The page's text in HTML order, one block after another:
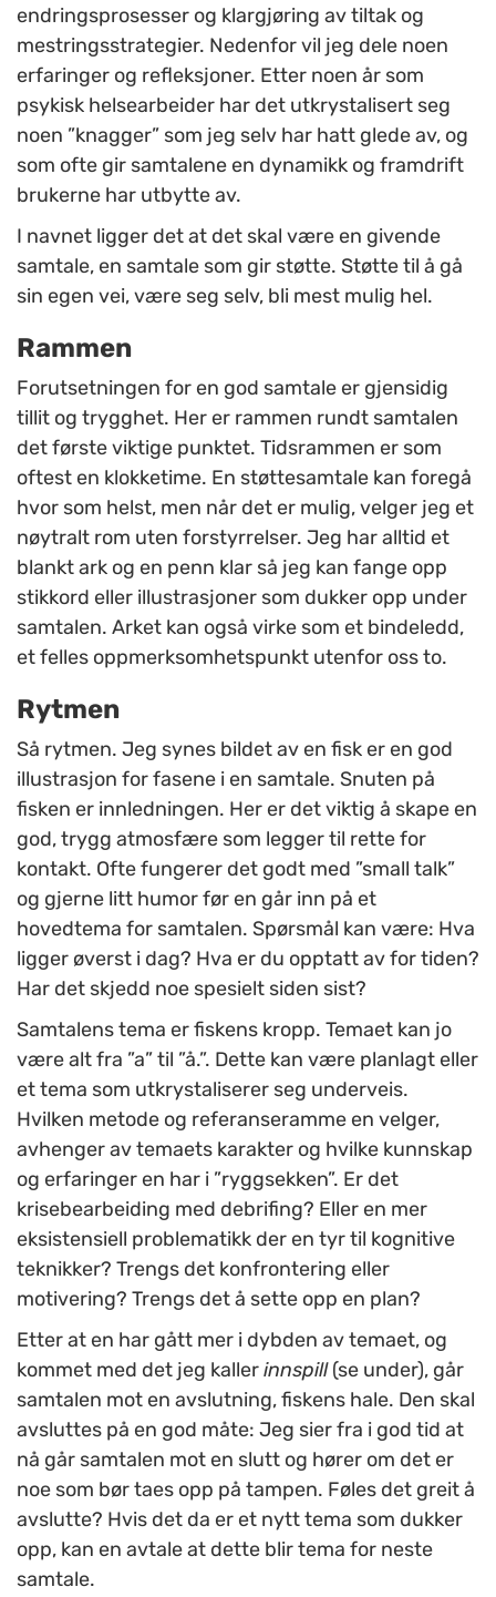
endringsprosesser og klargjøring av tiltak og
mestringsstrategier. Nedenfor vil jeg dele noen
erfaringer og refleksjoner. Etter noen år som
psykisk helsearbeider har det utkrystalisert seg
noen ”knagger” som jeg selv har hatt glede av, og
som ofte gir samtalene en dynamikk og framdrift
brukerne har utbytte av.
I navnet ligger det at det skal være en givende
samtale, en samtale som gir støtte. Støtte til å gå
sin egen vei, være seg selv, bli mest mulig hel.
Rammen
Forutsetningen for en god samtale er gjensidig
tillit og trygghet. Her er rammen rundt samtalen
det første viktige punktet. Tidsrammen er som
oftest en klokketime. En støttesamtale kan foregå
hvor som helst, men når det er mulig, velger jeg et
nøytralt rom uten forstyrrelser. Jeg har alltid et
blankt ark og en penn klar så jeg kan fange opp
stikkord eller illustrasjoner som dukker opp under
samtalen. Arket kan også virke som et bindeledd,
et felles oppmerksomhetspunkt utenfor oss to.
Rytmen
Så rytmen. Jeg synes bildet av en fisk er en god
illustrasjon for fasene i en samtale. Snuten på
fisken er innledningen. Her er det viktig å skape en
god, trygg atmosfære som legger til rette for
kontakt. Ofte fungerer det godt med ”small talk”
og gjerne litt humor før en går inn på et
hovedtema for samtalen. Spørsmål kan være: Hva
ligger øverst i dag? Hva er du opptatt av for tiden?
Har det skjedd noe spesielt siden sist?
Samtalens tema er fiskens kropp. Temaet kan jo
være alt fra ”a” til ”å.”. Dette kan være planlagt eller
et tema som utkrystaliserer seg underveis.
Hvilken metode og referanseramme en velger,
avhenger av temaets karakter og hvilke kunnskap
og erfaringer en har i ”ryggsekken”. Er det
krisebearbeiding med debrifing? Eller en mer
eksistensiell problematikk der en tyr til kognitive
teknikker? Trengs det konfrontering eller
motivering? Trengs det å sette opp en plan?
Etter at en har gått mer i dybden av temaet, og
kommet med det jeg kallerinnspill(se under), går
samtalen mot en avslutning, fiskens hale. Den skal
avsluttes på en god måte: Jeg sier fra i god tid at
nå går samtalen mot en slutt og hører om det er
noe som bør taes opp på tampen. Føles det greit å
avslutte? Hvis det da er et nytt tema som dukker
opp, kan en avtale at dette blir tema for neste
samtale.